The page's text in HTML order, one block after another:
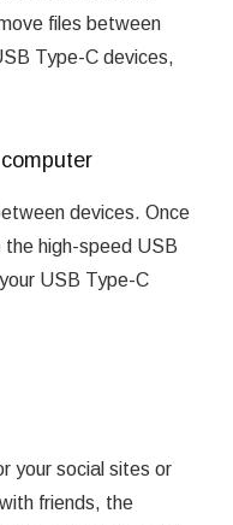
files between
Type-C devices,
devices. Once
the high-speed USB
USB Type-C
your social sites or
friends, the